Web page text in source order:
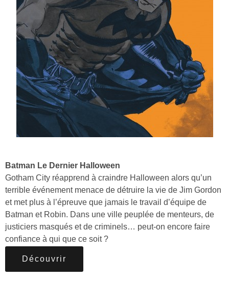
Batman Le Dernier Halloween
Gotham City réapprend à craindre Halloween alors qu’un
terrible événement menace de détruire la vie de Jim Gordon
et met plus à l’épreuve que jamais le travail d’équipe de
Batman et Robin. Dans une ville peuplée de menteurs, de
justiciers masqués et de criminels… peut-on encore faire
confiance à qui que ce soit ?
Découvrir